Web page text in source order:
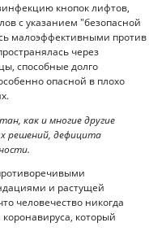
кнопок лифтов,
с указанием "безопасной
малоэффективными против
через
способные долго
опасной в плохо
как и многие другие
решений, дефицита
и растущей
человечество никогда
который